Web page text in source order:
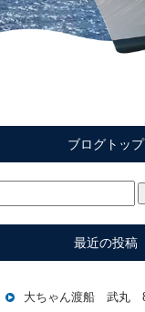
ブログトップ
最近の投稿